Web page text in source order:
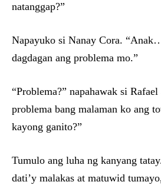
natanggap?”
Napayuko si Nanay Cora.
dagdagan ang problema mo.”
“Problema?” napahawak si
problema bang malaman ko ang
kayong ganito?”
Tumulo ang luha ng kanyang
dati’y malakas at matuwid